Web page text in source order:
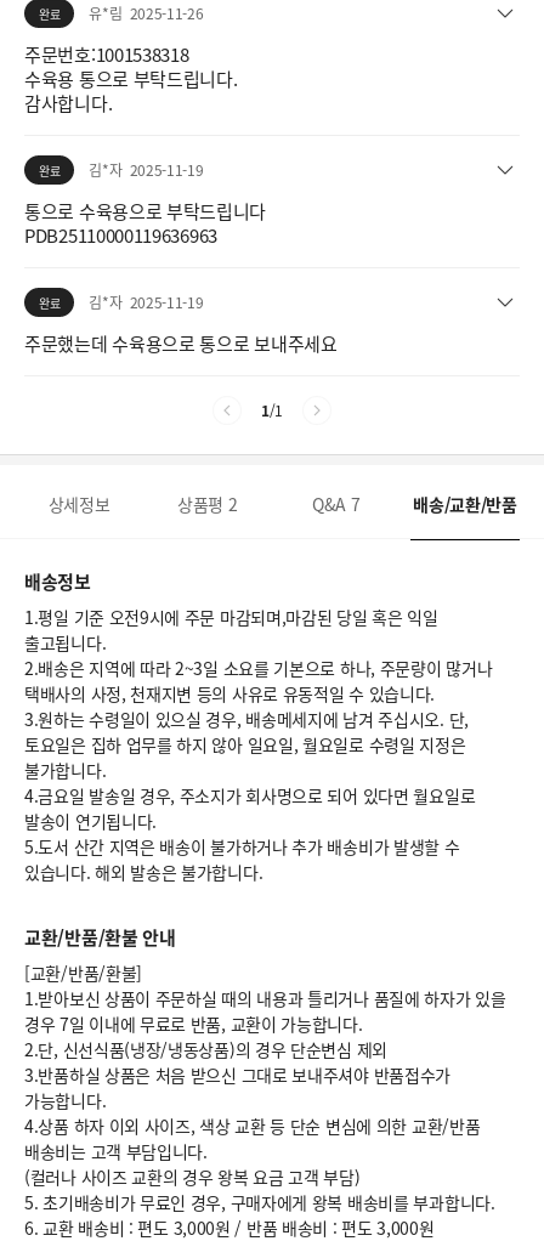
완료 유*림 2025-11-26
주문번호:1001538318
수육용 통으로 부탁드립니다.
감사합니다.
완료 김*자 2025-11-19
통으로 수육용으로 부탁드립니다
PDB25110000119636963
완료 김*자 2025-11-19
주문했는데 수육용으로 통으로 보내주세요
1/1
상세정보 상품평 2 Q&A 7 배송/교환/반품
배송정보
1.평일 기준 오전9시에 주문 마감되며,마감된 당일 혹은 익일
출고됩니다.
2.배송은 지역에 따라 2~3일 소요를 기본으로 하나, 주문량이 많거나
택배사의 사정, 천재지변 등의 사유로 유동적일 수 있습니다.
3.원하는 수령일이 있으실 경우, 배송메세지에 남겨 주십시오. 단,
토요일은 집하 업무를 하지 않아 일요일, 월요일로 수령일 지정은
불가합니다.
4.금요일 발송일 경우, 주소지가 회사명으로 되어 있다면 월요일로
발송이 연기됩니다.
5.도서 산간 지역은 배송이 불가하거나 추가 배송비가 발생할 수
있습니다. 해외 발송은 불가합니다.
교환/반품/환불 안내
[교환/반품/환불]
1.받아보신 상품이 주문하실 때의 내용과 틀리거나 품질에 하자가 있을
경우 7일 이내에 무료로 반품, 교환이 가능합니다.
2.단, 신선식품(냉장/냉동상품)의 경우 단순변심 제외
3.반품하실 상품은 처음 받으신 그대로 보내주셔야 반품접수가
가능합니다.
4.상품 하자 이외 사이즈, 색상 교환 등 단순 변심에 의한 교환/반품
배송비는 고객 부담입니다.
(컬러나 사이즈 교환의 경우 왕복 요금 고객 부담)
5. 초기배송비가 무료인 경우, 구매자에게 왕복 배송비를 부과합니다.
6.교환 배송비 : 편도 3,000원 / 반품 배송비 : 편도 3,000원